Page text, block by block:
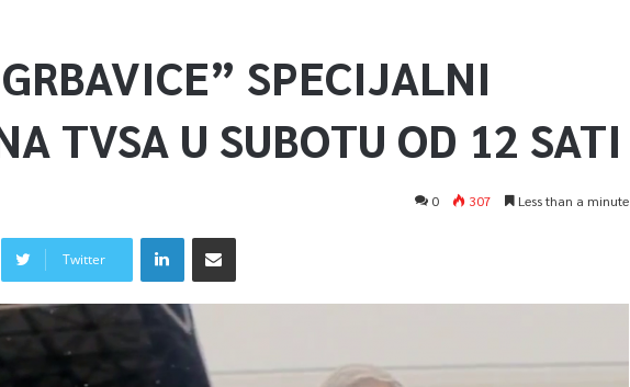
SPECIJALNI
TVSA U SUBOTU OD 12 SATI
0 307 Less than a minute
Twitter